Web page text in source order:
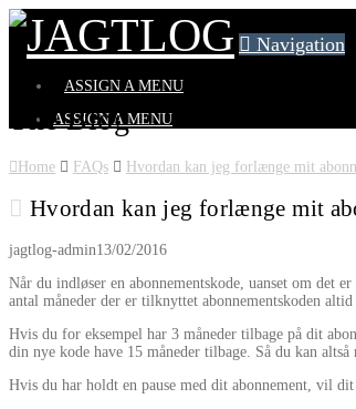
Navigation
ASSIGN A MENU
ASSIGN A MENU
The Blog
Home FAQs Hvordan kan jeg forlænge mit
Hvordan kan jeg forlænge mit
jagtlog-admin13/02/2016
Når du indløser en abonnementskode, uanset om det
antal måneder der er tilknyttet abonnementskoden
Hvis du for eksempel har 3 måneder tilbage på dit
din nye kode have 15 måneder tilbage. Så du kan
Hvis du har holdt en pause med dit abonnement, vil